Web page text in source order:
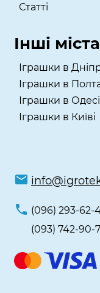
Статті
Інші міста
Іграшки в
Іграшки в
Іграшки в Одесі
Іграшки в Київі
(096) 293-62-
(093) 742-90-